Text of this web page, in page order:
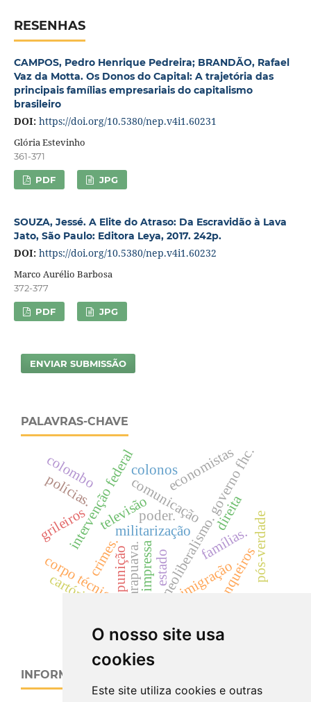
O nosso site usa
cookies
Este site utiliza cookies e outras
RESENHAS
CAMPOS, Pedro Henrique Pedreira; BRANDÃO, Rafael
Vaz da Motta. Os Donos do Capital: A trajetória das
principais famílias empresariais do capitalismo
brasileiro
DOI: https://doi.org/10.5380/nep.v4i1.60231
Glória Estevinho
361-371
PDF JPG
SOUZA, Jessé. A Elite do Atraso: Da Escravidão à Lava
Jato, São Paulo: Editora Leya, 2017. 242p.
DOI: https://doi.org/10.5380/nep.v4i1.60232
Marco Aurélio Barbosa
372-377
PDF JPG
ENVIAR SUBMISSÃO
PALAVRAS-CHAVE
neoliberalismo. governo fhc.
intervenção federalmilitarização
polícias. comunicação
impressa famílias.
imigração
guarapuava.
economistas
banqueirospós-verdade
direita
punição
corpo técnico.
poder.
televisão
crimes.
colombo
estado
cartório
grileiros
colonos
INFORMAÇÕES